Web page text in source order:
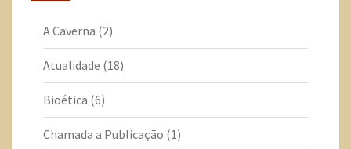
A Caverna (2)
Atualidade (18)
Bioética (6)
Chamada a Publicação (1)